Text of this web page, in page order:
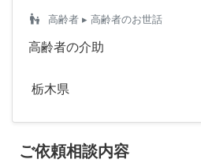
escalator_warning 高齢者 ▸ 高齢者のお世話
高齢者の介助
栃木県
ご依頼相談内容